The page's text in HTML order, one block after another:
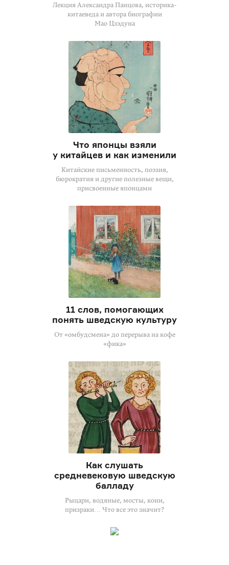
Лекция Александра Панцова, историка-
китаеведа и автора биографии
Мао Цзэдуна
Что японцы взяли
у китайцев и как изменили
Китайские письменность, поэзия,
бюрократия и другие полезные вещи,
присвоенные японцами
11 слов, помогающих
понять шведскую культуру
От «омбудсмена» до перерыва на кофе
«фика»
Как слушать
средневековую шведскую
балладу
Рыцари, водяные, мосты, кони,
призраки… Что все это значит?